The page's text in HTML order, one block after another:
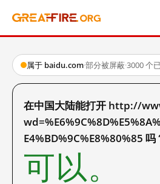
属于 baidu.com·部分被屏蔽·3000 个
在中国大陆能打开 http://
E4%BD%9C%E8%80%85 吗
可以。